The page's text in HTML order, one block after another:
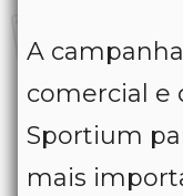
A
comercial e
Sportium
mais